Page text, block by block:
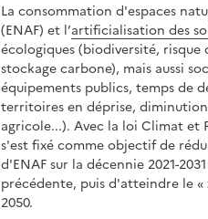
La consommation d'espaces
(ENAF) et l’artificialisation des
écologiques (biodiversité,
stockage carbone), mais aussi
équipements publics, temps de
territoires en déprise,
agricole...). Avec la loi Climat et
s'est fixé comme objectif de
d'ENAF sur la décennie 2021-
précédente, puis d'atteindre le
2050.